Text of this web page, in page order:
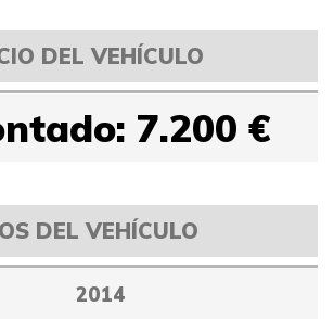
DEL VEHÍCULO
7.200 €
DEL VEHÍCULO
2014